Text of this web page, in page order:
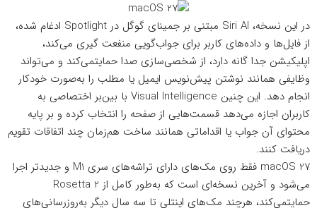
در این نسخه، Siri AI مبتنی بر جمینای گوگل در Spotlight ادغام شده،
از فایل‌ها و داده‌های کاربر برای جواب‌گویی منفعت گیری می‌کند،
اپلیکیشن جدا گانه دارد، از شخصی‌سازی صدا حمایتمی‌کند و می‌تواند
وظایفی همانند نوشتن پیش‌نویس ایمیل یا مطلب را به‌صورت خودکار
انجام دهد. این چنین Visual Intelligence با بین‌بر اختصاصی به
کاربران اجازه می‌دهد قسمت‌هایی از صفحه را انتخاب کرده و بر پایه
محتوای آن جواب یا اقداماتی همانند ساخت هم‌زمان چند اتفاقات تقویم
دریافت کنند.
macOS 27 فقط روی مک‌های دارای تراشه‌های سری M1 و جدیدتر اجرا
می‌شود و آخرین نسخه‌ای است که به‌طور کامل از Rosetta 2
حمایتمی‌کند، هرچند مک‌های اینتلی تا سه سال دیگر به‌روزرسانی‌های